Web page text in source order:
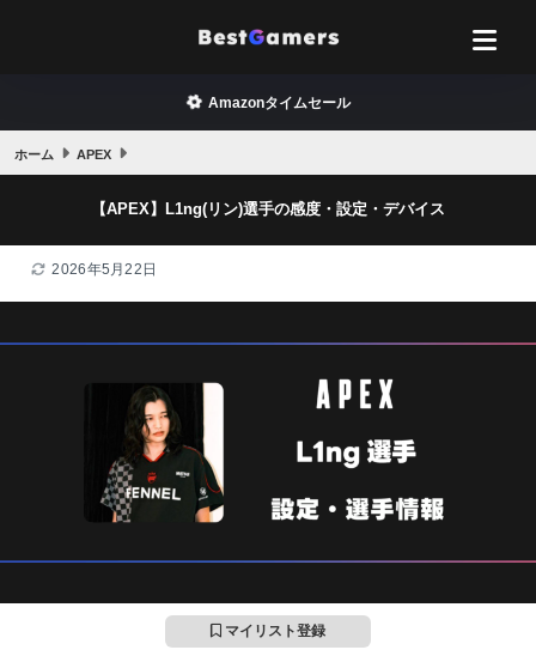
Amazonタイムセール
ホーム APEX
【APEX】L1ng(リン)選手の感度・設定・デバイス
2026年5月22日
マイリスト登録